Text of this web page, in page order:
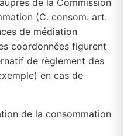
de la Commission
(C. consom. art.
de médiation
coordonnées figurent
de règlement des
en cas de
de la consommation